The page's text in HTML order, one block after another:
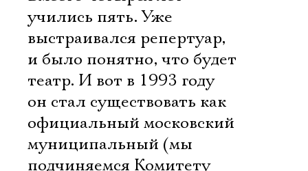
учились пять. Уже
выстраивался репертуар,
и было понятно, что будет
театр. И вот в 1993 году
он стал существовать как
официальный московский
муниципальный (мы
подчиняемся Комитету